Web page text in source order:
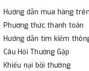
Hướng dẫn mua hàng
Phương thức thanh toán
Hướng dẫn tìm kiếm
Câu Hỏi Thường Gặp
Khiếu nại bồi thường